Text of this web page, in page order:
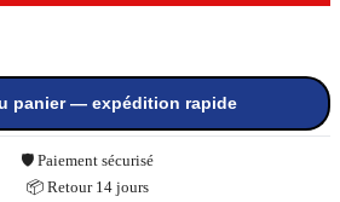
panier — expédition rapide
🛡️ Paiement sécurisé
📦 Retour 14 jours